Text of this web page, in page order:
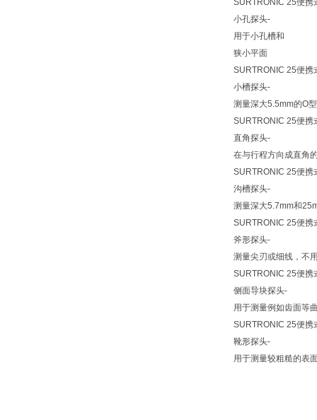
SURTRONIC 25便携
小孔探头-
用于小孔槽和
狭小平面
SURTRONIC 25便携
小槽探头-
测量深大5.5mm的O
SURTRONIC 25便携
直角探头-
在与行程方向成直角
SURTRONIC 25便携
沟槽探头-
测量深大5.7mm和
SURTRONIC 25便携
斧形探头-
测量尖刃或细线，不
SURTRONIC 25便携
侧面导块探头-
用于测量例如齿面等
SURTRONIC 25便携
靴形探头-
用于测量较粗糙的表